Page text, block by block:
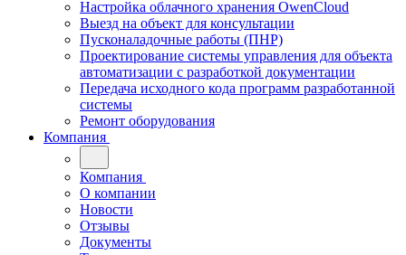
Настройка облачного хранения OwenCloud
Выезд на объект для консультации
Пусконаладочные работы (ПНР)
Проектирование системы управления для объекта
автоматизации с разработкой документации
Передача исходного кода программ разработанной
системы
Ремонт оборудования
Компания
Компания
О компании
Новости
Отзывы
Документы